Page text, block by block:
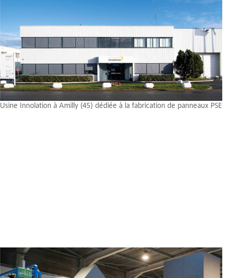
Usine Innolation à Amilly (45) dédiée à la fabrication de panneaux PSE